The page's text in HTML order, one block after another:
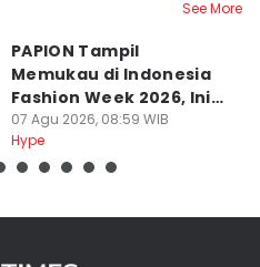
See More
PAPION Tampil
Memukau di Indonesia
Fashion Week 2026, Ini
Ceritanya
07 Agu 2026, 08:59 WIB
Hype